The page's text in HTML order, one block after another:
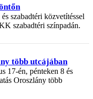
szabadtéri közvetítéssel
szabadtéri színpadán.
több utcájában
17-én, pénteken 8 és
Oroszlány több